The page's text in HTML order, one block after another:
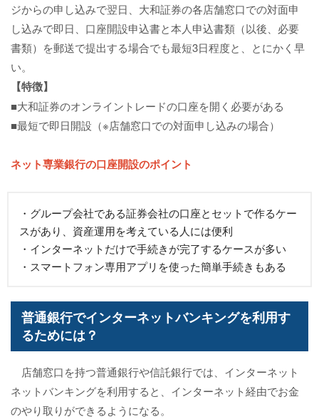
ジからの申し込みで翌日、大和証券の各店舗窓口での対面申
し込みで即日、口座開設申込書と本人申込書類（以後、必要
書類）を郵送で提出する場合でも最短3日程度と、とにかく早
い。
【特徴】
■大和証券のオンライントレードの口座を開く必要がある
■最短で即日開設（※店舗窓口での対面申し込みの場合）
ネット専業銀行の口座開設のポイント
・グループ会社である証券会社の口座とセットで作るケー
スがあり、資産運用を考えている人には便利
・インターネットだけで手続きが完了するケースが多い
・スマートフォン専用アプリを使った簡単手続きもある
普通銀行でインターネットバンキングを利用す
るためには？
店舗窓口を持つ普通銀行や信託銀行では、インターネット
ネットバンキングを利用すると、インターネット経由でお金
のやり取りができるようになる。